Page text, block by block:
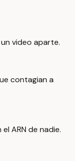
video aparte.
contagian a
ARN de nadie.